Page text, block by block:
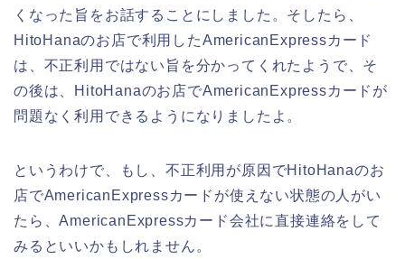
くなった旨をお話することにしました。そしたら、
HitoHanaのお店で利用したAmericanExpressカード
は、不正利用ではない旨を分かってくれたようで、そ
の後は、HitoHanaのお店でAmericanExpressカードが
問題なく利用できるようになりましたよ。
というわけで、もし、不正利用が原因でHitoHanaのお
店でAmericanExpressカードが使えない状態の人がい
たら、AmericanExpressカード会社に直接連絡をして
みるといいかもしれません。